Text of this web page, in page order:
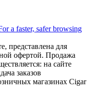
представлена для
офертой. Продажа
на сайте
заказов
магазинах Cigar